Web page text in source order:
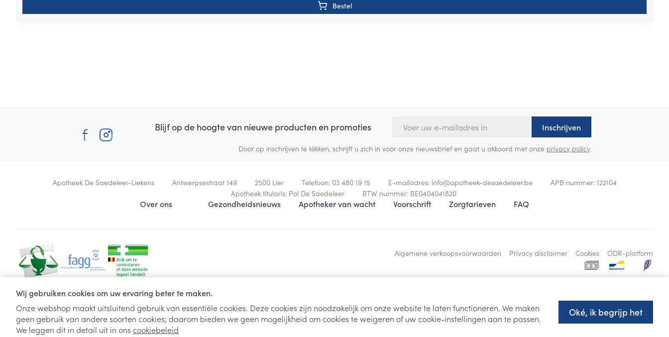
Wij gebruiken cookies om uw ervaring beter te maken.
Onze webshop maakt uitsluitend gebruik van essentiële cookies. Deze cookies zijn noodzakelijk om onze website te laten functioneren. We maken
geen gebruik van andere soorten cookies; daarom bieden we geen mogelijkheid om cookies te weigeren of uw cookie-instellingen aan te passen.
We leggen dit in detail uit in ons cookiebeleid
Oké, ik begrijp het
Bestel
Blijf op de hoogte van nieuwe producten en promoties Inschrijven
Door op inschrijven te klikken, schrijft u zich in voor onze nieuwsbrief en gaat u akkoord met onze privacy policy.
Contacteer ons
Apotheek De Saedeleer-Liekens Antwerpsestraat 149 2500 Lier Telefoon: 03 480 19 15 E-mailadres: info@apotheek-desaedeleer.be APB nummer: 122104
Apotheek titularis: Pol De Saedeleer BTW nummer: BE0404041820
Over ons Gezondheidsnieuws Apotheker van wacht Voorschrift Zorgtarieven FAQ
Algemene verkoopsvoorwaarden Privacy disclaimer Cookies ODR-platform